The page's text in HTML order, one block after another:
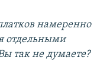
намеренно
отдельными
так не думаете?